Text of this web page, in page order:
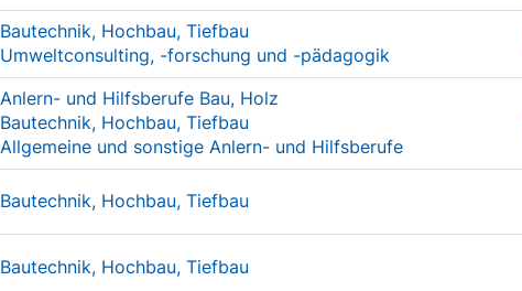
Bautechnik, Hochbau, Tiefbau
Umweltconsulting, -forschung und -pädagogik
Anlern- und Hilfsberufe Bau, Holz
Bautechnik, Hochbau, Tiefbau
Allgemeine und sonstige Anlern- und Hilfsberufe
Bautechnik, Hochbau, Tiefbau
Bautechnik, Hochbau, Tiefbau